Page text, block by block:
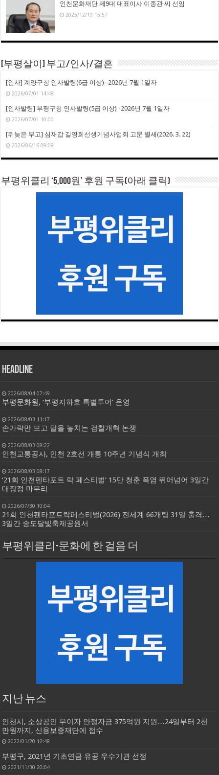
인천문화재단 제9대 대표이사 이종관 씨 선임
2025/12/19 15:57
[부평살이] 부고/인사/결혼
[인사] 계양구청 인사발령(6급 이상)- 2026년 7월 1일자
2026/07/01 14:48
[인사발령] 부평구청 인사발령(5급 이상) -2026년 7월 1일자
2026/07/01 10:00
[뒤늦은 부고] 심재갑 길영희선생기념사업회 고문 별세(2026. 3. 22)
2026/06/16 09:08
부평위클리 ‘5,000원’ 후원 구독(아래 클릭)
HEADLINE
2026/08/04 07:49
부평문화원, ‘부평지하호 특별투어’ 운영
2026/08/03 11:17
손가락만 보고 달을 놓치는 검찰개혁 논쟁
2026/08/03 08:22
인천교통공사, 인천 2호선 개통 10주년 기념식 개최
2026/08/03 08:17
‘21회 인천펜타포트 락 페스티벌’ 15만 청춘 폭염 뛰어넘어 3일간
대장정 마무리
2026/07/30 10:04
21회 인천펜타포트락페스티벌(2026) 전세계 66개팀 31일 출격…
3일간 송도달빛축제공원서
부평위클리-문화에 한 걸음 더
지난 뉴스
인천시, 소상공인 무이자 안정자금 375억원 지원…24일부터 2천
만원까지, 신용보증재단에 접수
2022/01/20 12:48
부평구, 2021년 기초연금 유공 우수기관 선정
2021/11/30 20:04